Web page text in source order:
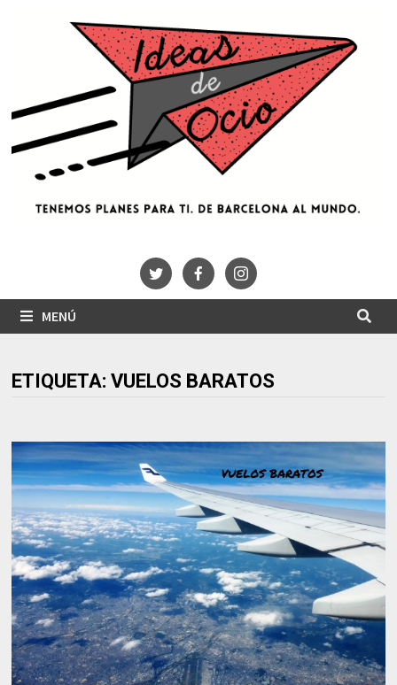
MENÚ
ETIQUETA: VUELOS BARATOS